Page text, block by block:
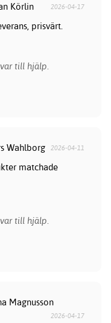
Körlin 2026-04-17
prisvärt.
till hjälp.
Wahlborg 2026-04-11
matchade
till hjälp.
Magnusson
2026-04-17